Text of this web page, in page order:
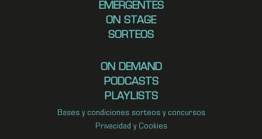
EMERGENTES
ON STAGE
SORTEOS
ON DEMAND
PODCASTS
PLAYLISTS
Bases y condiciones sorteos y concursos
Privacidad y Cookies